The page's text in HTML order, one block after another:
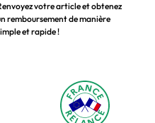
votre article et obtenez
remboursement de manière
et rapide !